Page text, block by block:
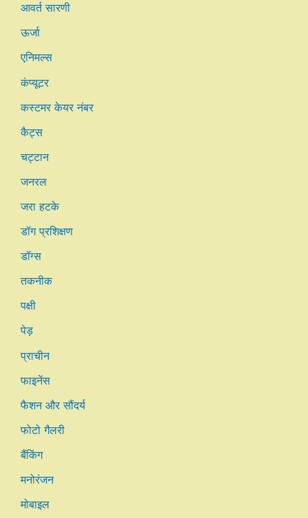
आवर्त सारणी
ऊर्जा
एनिमल्स
कंप्यूटर
कस्टमर केयर नंबर
कैट्स
चट्टान
जनरल
जरा हटके
डॉग प्रशिक्षण
डॉग्स
तकनीक
पक्षी
पेड़
प्राचीन
फाइनेंस
फैशन और सौंदर्य
फोटो गैलरी
बैंकिंग
मनोरंजन
मोबाइल